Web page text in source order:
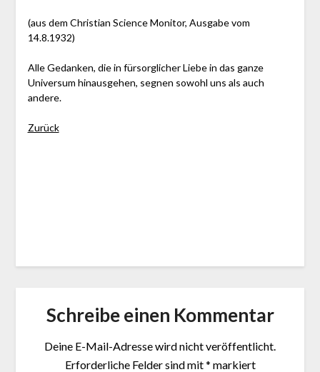
(aus dem Christian Science Monitor, Ausgabe vom
14.8.1932)
Alle Gedanken, die in fürsorglicher Liebe in das ganze
Universum hinausgehen, segnen sowohl uns als auch
andere.
Zurück
Schreibe einen Kommentar
Deine E-Mail-Adresse wird nicht veröffentlicht.
Erforderliche Felder sind mit* markiert